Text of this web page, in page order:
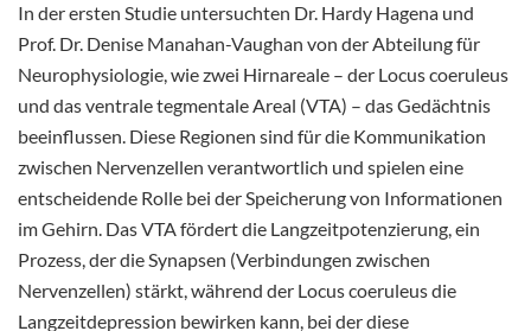
In der ersten Studie untersuchten Dr. Hardy Hagena und
Prof. Dr. Denise Manahan-Vaughan von der Abteilung für
Neurophysiologie, wie zwei Hirnareale – der Locus coeruleus
und das ventrale tegmentale Areal (VTA) – das Gedächtnis
beeinflussen. Diese Regionen sind für die Kommunikation
zwischen Nervenzellen verantwortlich und spielen eine
entscheidende Rolle bei der Speicherung von Informationen
im Gehirn. Das VTA fördert die Langzeitpotenzierung, ein
Prozess, der die Synapsen (Verbindungen zwischen
Nervenzellen) stärkt, während der Locus coeruleus die
Langzeitdepression bewirken kann, bei der diese